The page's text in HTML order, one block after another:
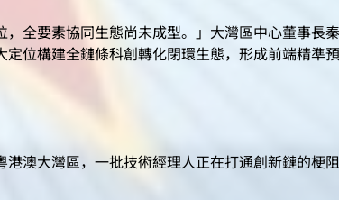
要素協同生態尚未成型。」大灣區中心董事長
位構建全鏈條科創轉化閉環生態，形成前端精準
大灣區，一批技術經理人正在打通創新鏈的梗